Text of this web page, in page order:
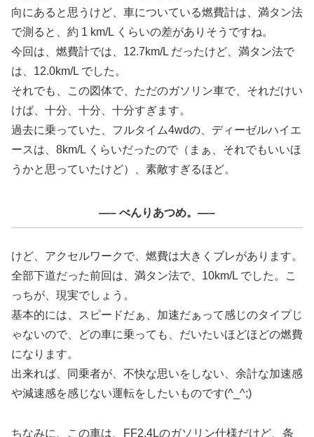
向にあると思うけど、車についている燃費計は、満タン法
で測ると、約 1 km/L くらいの差がありそうですね。
今回は、燃費計では、12.7km/L だったけど、満タン法で
は、12.0km/L でした。
それでも、この図体で、ただのガソリン車で、それだけい
けば、十分、十分、十分すぎます。
過去に乗っていた、フルタイム4wdの、ディーゼルハイエ
ースは、8km/L くらいだったので（まぁ、それでもいいほ
うかと思っていたけど）、素敵すぎるほど。
—– べんりあつめ。—–
けど、アクセルワークで、燃費は大きくブレがあります。
全部下道だった前回は、満タン法で、10km/L でした。こ
っちが、現実でしょう。
基本的には、スピードだぁ、加速だぁって感じのタイプじ
ゃないので、どの車に乗っても、だいたいほどほどの燃費
になります。
出来れば、同乗者が、不快な思いをしない、余計な加速感
や減速感を感じない運転をしたいものです(^_^;)
ちなみに、この車は、FF2.4Lのガソリン仕様だけど、条